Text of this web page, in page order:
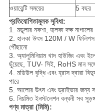
ওয়ারেন্টি সময়ের
5 বছর
প্রতিযোগিতামূলক সুবিধা:
1. মডুলার নকশা, হালকা দক্ষ
2. হালকা উৎস 120M / W
পৌঁছানো
3. অ্যালুমিনিয়াম খাদ হাউজিং এবং
ছুঁয়েছে, TUV- সিই, RoHS মান
4. মডিউল বৃদ্ধি এবং হ্রাস দ্বারা
পারে
5. আলোর উৎস এবং ড্রাইভার জন্য
6. নিয়মিত ইনস্টলেশন বন্ধনী সব
পণ্য মাত্রা (মিমি):